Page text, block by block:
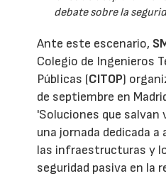
debate sobre la
Ante este escenario,
Colegio de Ingenieros
Públicas (CITOP)
de septiembre en
'Soluciones que salvan
una jornada dedicada a
las infraestructuras y
seguridad pasiva en la